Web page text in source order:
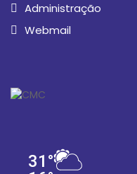
Administração
Webmail